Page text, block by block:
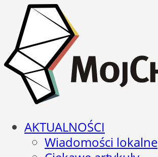
AKTUALNOŚCI
Wiadomości lokalne